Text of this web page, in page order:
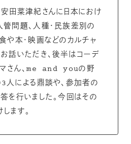
田菜津紀さんに日本におけ
問題、人種・民族差別の
や本・映画などのカルチャ
話いただき、後半はコーデ
マさん、me and youの野
人による鼎談や、参加者の
を行いました。今回はその
ます。